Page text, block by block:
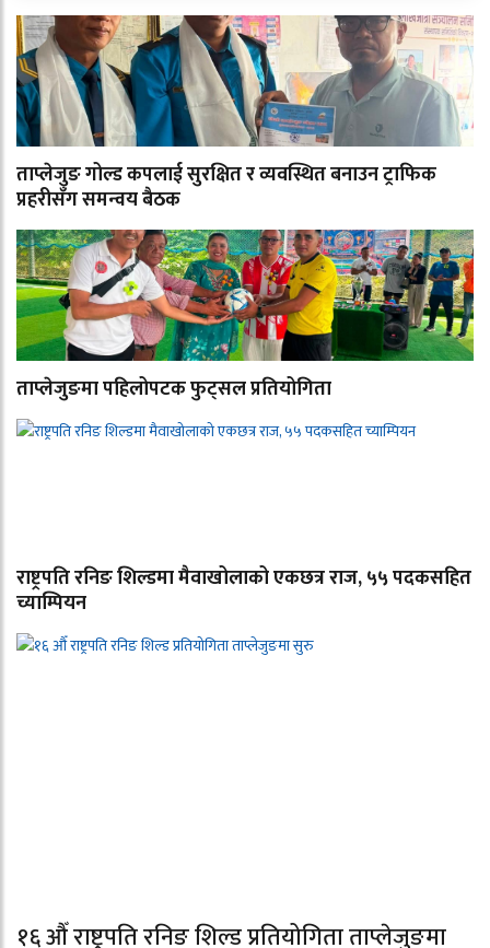
ताप्लेजुङ गोल्ड कपलाई सुरक्षित र व्यवस्थित बनाउन ट्राफिक
प्रहरीसँग समन्वय बैठक
ताप्लेजुङमा पहिलोपटक फुट्सल प्रतियोगिता
राष्ट्रपति रनिङ शिल्डमा मैवाखोलाको एकछत्र राज, ५५ पदकसहित
च्याम्पियन
१६ औँ राष्ट्रपति रनिङ शिल्ड प्रतियोगिता ताप्लेजुङमा